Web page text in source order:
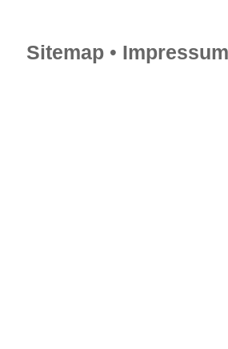
Sitemap •